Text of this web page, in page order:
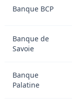
Banque BCP
Banque de
Savoie
Banque
Palatine